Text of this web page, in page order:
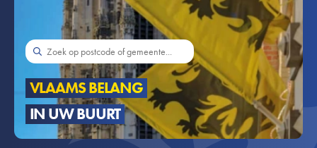
VLAAMS BELANG
IN UW BUURT